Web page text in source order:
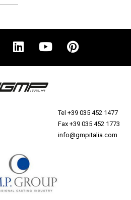
Tel +39 035 452 1477
Fax +39 035 452 1773
info@gmpitalia.com